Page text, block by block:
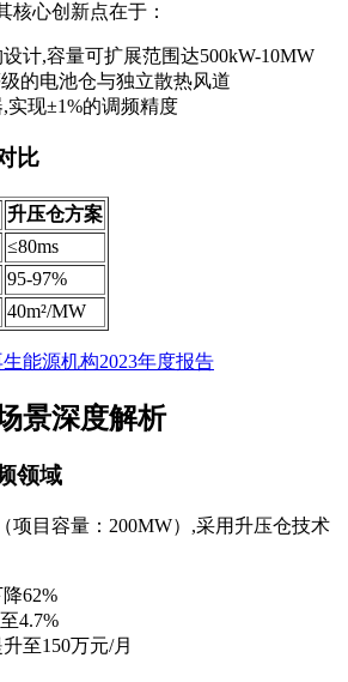
核心创新点在于：
计,容量可扩展范围达500kW-10MW
的电池仓与独立散热风道
实现±1%的调频精度
比
升压仓方案
≤80ms
95-97%
40m²/MW
能源机构2023年度报告
景深度解析
领域
项目容量：200MW）,采用升压仓技术
62%
4.7%
至150万元/月